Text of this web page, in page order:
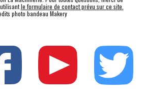
le formulaire de contact prévu sur ce site.
photo bandeau Makery